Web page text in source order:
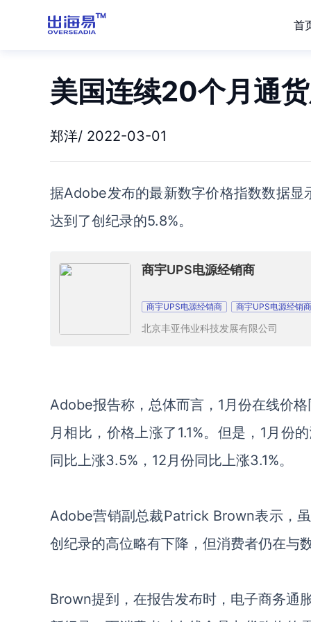
首
美国连续20个月通
郑洋/ 2022-03-01
据Adobe发布的最新数字价格指数数据显
达到了创纪录的5.8%。
商宇UPS电源经销商
商宇UPS电源经销商 商宇UPS电源经销商
北京丰亚伟业科技发展有限公司
Adobe报告称，总体而言，1月份在线价
月相比，价格上涨了 1.1%。 但是 ， 1月份
同比上涨3.5%，12月份同比上涨3.1%。
Adobe营销副总裁Patrick Brown表示，
创纪录的高位略有下降，但消费者仍在与
Brown提到，在报告发布时 ， 电子商务通